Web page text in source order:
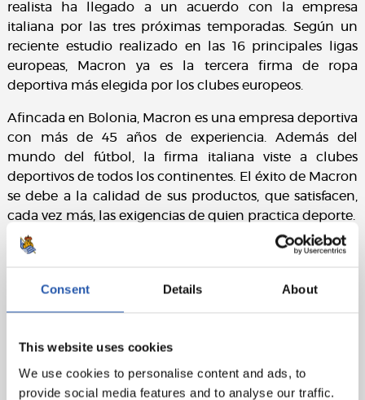
Consent Details About
This website uses cookies
We use cookies to personalise content and ads, to
provide social media features and to analyse our traffic.
realista ha llegado a un acuerdo con la empresa
italiana por las tres próximas temporadas. Según un
reciente estudio realizado en las 16 principales ligas
europeas, Macron ya es la tercera firma de ropa
deportiva más elegida por los clubes europeos.
Afincada en Bolonia, Macron es una empresa deportiva
con más de 45 años de experiencia. Además del
mundo del fútbol, la firma italiana viste a clubes
deportivos de todos los continentes. El éxito de Macron
se debe a la calidad de sus productos, que satisfacen,
cada vez más, las exigencias de quien practica deporte.